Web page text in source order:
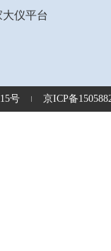
大仪平台
号 京ICP备